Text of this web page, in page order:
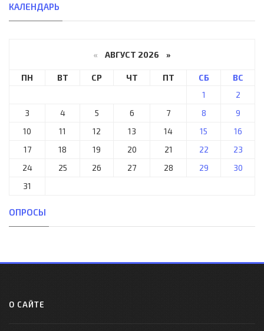
КАЛЕНДАРЬ
« АВГУСТ 2026 »
ПН ВТ СР ЧТ ПТ СБ
ВС
1
2
3
4 5 6 7 8
9
10
11 12 13 14 15
16
17
18 19 20 21 22
23
24
25 26 27 28 29
30
31
ОПРОСЫ
О САЙТЕ